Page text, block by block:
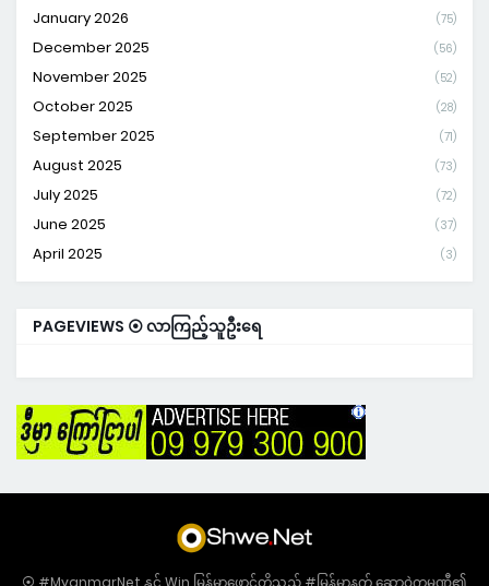
January 2026 (75)
December 2025 (56)
November 2025 (52)
October 2025 (28)
September 2025 (71)
August 2025 (73)
July 2025 (72)
June 2025 (37)
April 2025 (3)
PAGEVIEWS ⦿ လာကြည့်သူဦးရေ